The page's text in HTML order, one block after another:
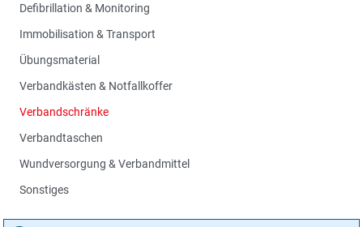
Defibrillation & Monitoring
Immobilisation & Transport
Übungsmaterial
Verbandkästen & Notfallkoffer
Verbandschränke
Verbandtaschen
Wundversorgung & Verbandmittel
Sonstiges